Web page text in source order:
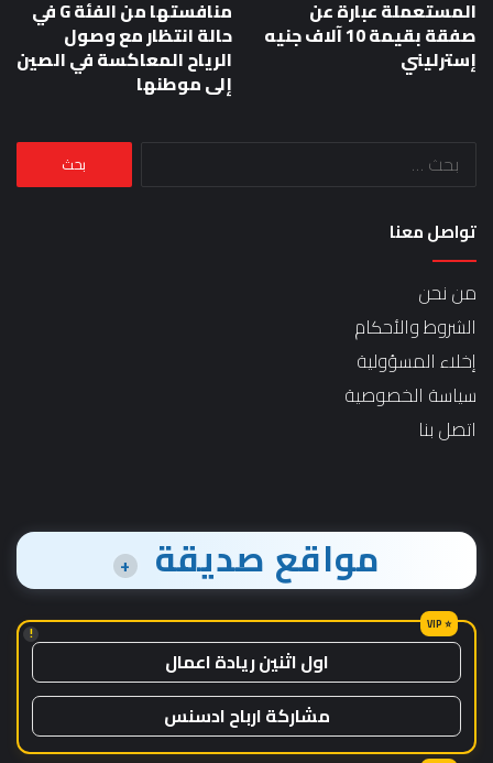
المستعملة عبارة عن
صفقة بقيمة 10 آلاف جنيه
إسترليني
منافستها من الفئة G في
حالة انتظار مع وصول
الرياح المعاكسة في الصين
إلى موطنها
البحث
تواصل معنا
من نحن
الشروط والأحكام
إخلاء المسؤولية
سياسة الخصوصية
اتصل بنا
مواقع صديقة +
!
اول اثنين ريادة اعمال
مشاركة ارباح ادسنس